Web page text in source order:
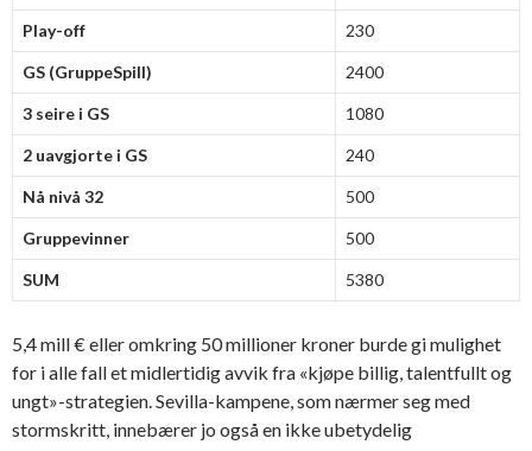
Play-off 230
GS (GruppeSpill) 2400
3 seire i GS 1080
2 uavgjorte i GS 240
Nå nivå 32 500
Gruppevinner 500
SUM 5380
5,4 mill € eller omkring 50 millioner kroner burde gi mulighet
for i alle fall et midlertidig avvik fra «kjøpe billig, talentfullt og
ungt»-strategien. Sevilla-kampene, som nærmer seg med
stormskritt, innebærer jo også en ikke ubetydelig